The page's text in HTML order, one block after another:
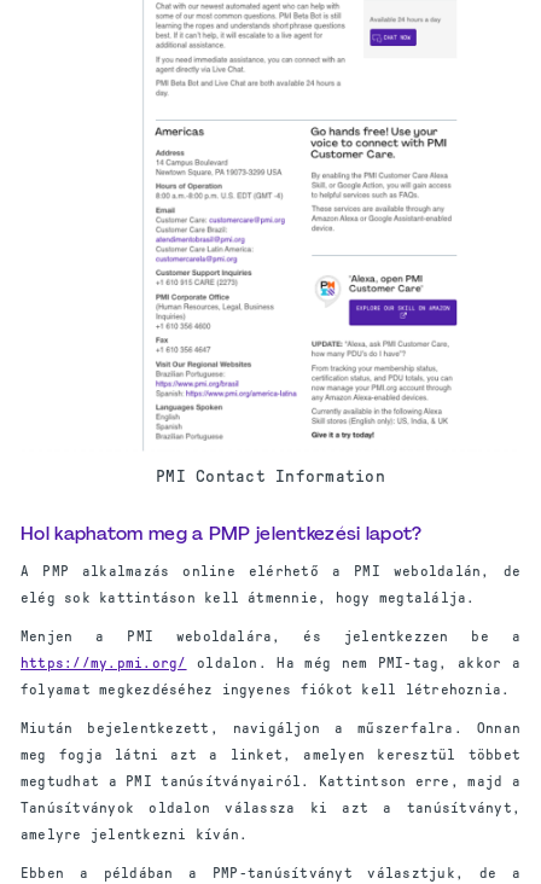
PMI Contact Information
Hol kaphatom meg a PMP jelentkezési lapot?
A PMP alkalmazás online elérhető a PMI weboldalán, de
elég sok kattintáson kell átmennie, hogy megtalálja.
Menjen a PMI weboldalára, és jelentkezzen be a
https://my.pmi.org/
oldalon. Ha még nem PMI-tag, akkor a
folyamat megkezdéséhez ingyenes fiókot kell létrehoznia.
Miután bejelentkezett, navigáljon a műszerfalra. Onnan
meg fogja látni azt a linket, amelyen keresztül többet
megtudhat a PMI tanúsítványairól. Kattintson erre, majd a
Tanúsítványok oldalon válassza ki azt a tanúsítványt,
amelyre jelentkezni kíván.
Ebben a példában a PMP-tanúsítványt választjuk, de a